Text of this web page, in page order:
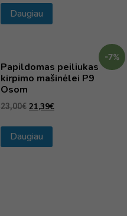
Daugiau
-7%
Papildomas peiliukas
kirpimo mašinėlei P9
Osom
23,00€ 21,39€
Daugiau